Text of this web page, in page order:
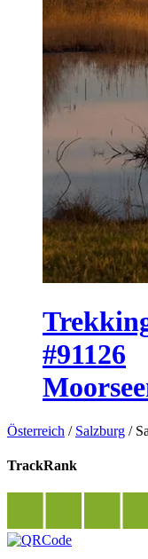
#91126
Österreich / Salzburg /
TrackRank